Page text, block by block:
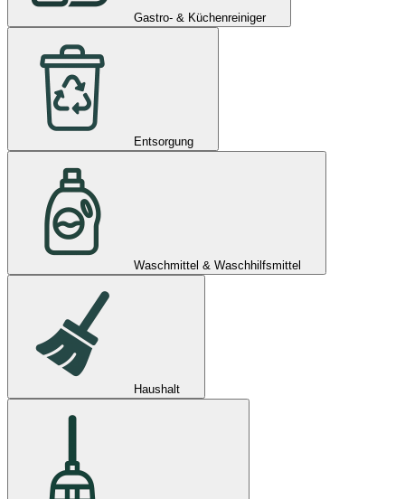
Gastro- & Küchenreiniger
Entsorgung
Waschmittel & Waschhilfsmittel
Haushalt